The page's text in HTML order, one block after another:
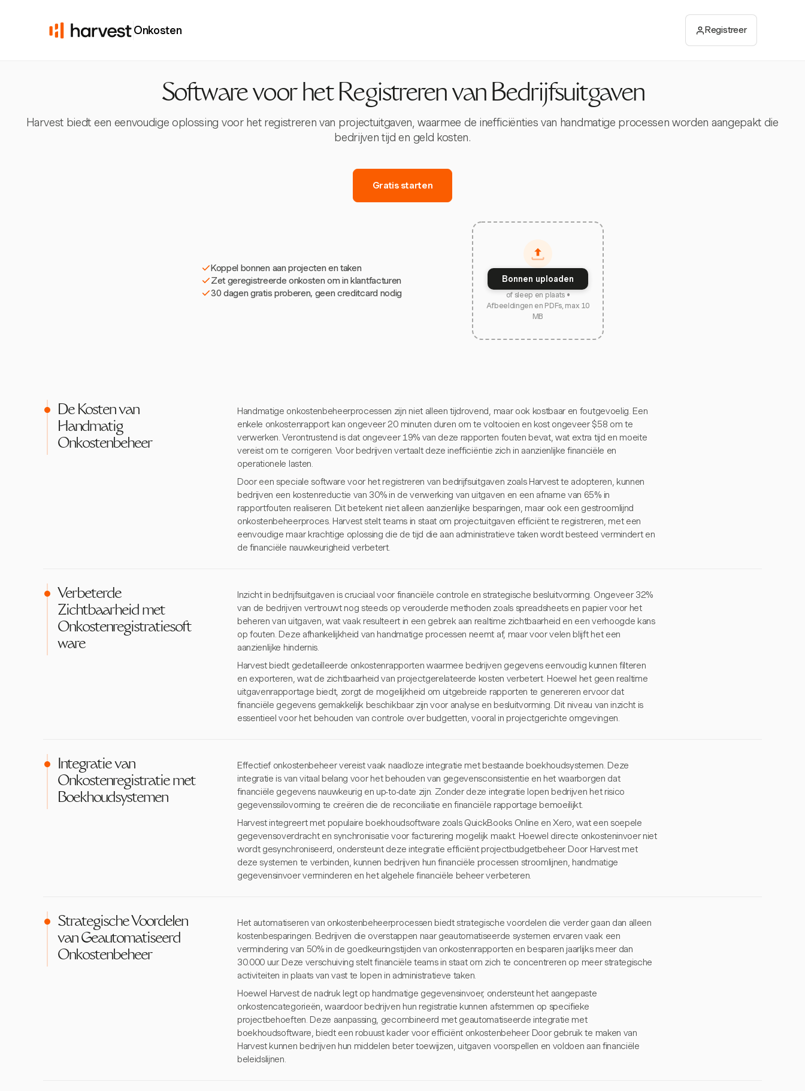
Onkosten Registreer
Software voor het Registreren van Bedrijfsuitgaven
Harvest biedt een eenvoudige oplossing voor het registreren van projectuitgaven, waarmee de inefficiënties van handmatige processen worden aangepakt die
bedrijven tijd en geld kosten.
Gratis starten
Koppel bonnen aan projecten en taken
Zet geregistreerde onkosten om in klantfacturen
30 dagen gratis proberen, geen creditcard nodig
Bonnen uploaden
of sleep en plaats •
Afbeeldingen en PDFs, max 10
MB
De Kosten van
Handmatig
Onkostenbeheer
Handmatige onkostenbeheerprocessen zijn niet alleen tijdrovend, maar ook kostbaar en foutgevoelig. Een
enkele onkostenrapport kan ongeveer 20 minuten duren om te voltooien en kost ongeveer $58 om te
verwerken. Verontrustend is dat ongeveer 19% van deze rapporten fouten bevat, wat extra tijd en moeite
vereist om te corrigeren. Voor bedrijven vertaalt deze inefficiëntie zich in aanzienlijke financiële en
operationele lasten.
Door een speciale software voor het registreren van bedrijfsuitgaven zoals Harvest te adopteren, kunnen
bedrijven een kostenreductie van 30% in de verwerking van uitgaven en een afname van 65% in
rapportfouten realiseren. Dit betekent niet alleen aanzienlijke besparingen, maar ook een gestroomlijnd
onkostenbeheerproces. Harvest stelt teams in staat om projectuitgaven efficiënt te registreren, met een
eenvoudige maar krachtige oplossing die de tijd die aan administratieve taken wordt besteed vermindert en
de financiële nauwkeurigheid verbetert.
Verbeterde
Zichtbaarheid met
Onkostenregistratiesoft
ware
Inzicht in bedrijfsuitgaven is cruciaal voor financiële controle en strategische besluitvorming. Ongeveer 32%
van de bedrijven vertrouwt nog steeds op verouderde methoden zoals spreadsheets en papier voor het
beheren van uitgaven, wat vaak resulteert in een gebrek aan realtime zichtbaarheid en een verhoogde kans
op fouten. Deze afhankelijkheid van handmatige processen neemt af, maar voor velen blijft het een
aanzienlijke hindernis.
Harvest biedt gedetailleerde onkostenrapporten waarmee bedrijven gegevens eenvoudig kunnen filteren
en exporteren, wat de zichtbaarheid van projectgerelateerde kosten verbetert. Hoewel het geen realtime
uitgavenrapportage biedt, zorgt de mogelijkheid om uitgebreide rapporten te genereren ervoor dat
financiële gegevens gemakkelijk beschikbaar zijn voor analyse en besluitvorming. Dit niveau van inzicht is
essentieel voor het behouden van controle over budgetten, vooral in projectgerichte omgevingen.
Integratie van
Onkostenregistratie met
Boekhoudsystemen
Effectief onkostenbeheer vereist vaak naadloze integratie met bestaande boekhoudsystemen. Deze
integratie is van vitaal belang voor het behouden van gegevensconsistentie en het waarborgen dat
financiële gegevens nauwkeurig en up-to-date zijn. Zonder deze integratie lopen bedrijven het risico
gegevenssilovorming te creëren die de reconciliatie en financiële rapportage bemoeilijkt.
Harvest integreert met populaire boekhoudsoftware zoals QuickBooks Online en Xero, wat een soepele
gegevensoverdracht en synchronisatie voor facturering mogelijk maakt. Hoewel directe onkosteninvoer niet
wordt gesynchroniseerd, ondersteunt deze integratie efficiënt projectbudgetbeheer. Door Harvest met
deze systemen te verbinden, kunnen bedrijven hun financiële processen stroomlijnen, handmatige
gegevensinvoer verminderen en het algehele financiële beheer verbeteren.
Strategische Voordelen
van Geautomatiseerd
Onkostenbeheer
Het automatiseren van onkostenbeheerprocessen biedt strategische voordelen die verder gaan dan alleen
kostenbesparingen. Bedrijven die overstappen naar geautomatiseerde systemen ervaren vaak een
vermindering van 50% in de goedkeuringstijden van onkostenrapporten en besparen jaarlijks meer dan
30.000 uur. Deze verschuiving stelt financiële teams in staat om zich te concentreren op meer strategische
activiteiten in plaats van vast te lopen in administratieve taken.
Hoewel Harvest de nadruk legt op handmatige gegevensinvoer, ondersteunt het aangepaste
onkostencategorieën, waardoor bedrijven hun registratie kunnen afstemmen op specifieke
projectbehoeften. Deze aanpassing, gecombineerd met geautomatiseerde integratie met
boekhoudsoftware, biedt een robuust kader voor efficiënt onkostenbeheer. Door gebruik te maken van
Harvest kunnen bedrijven hun middelen beter toewijzen, uitgaven voorspellen en voldoen aan financiële
beleidslijnen.